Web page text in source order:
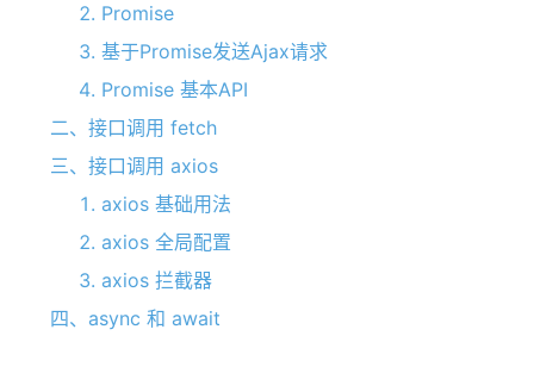
2. Promise
3. 基于Promise发送Ajax请求
4. Promise 基本API
二、接口调用 fetch
三、接口调用 axios
1. axios 基础用法
2. axios 全局配置
3. axios 拦截器
四、async 和 await